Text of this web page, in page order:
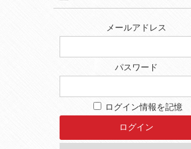
メールアドレス
パスワード
ログイン情報を記憶